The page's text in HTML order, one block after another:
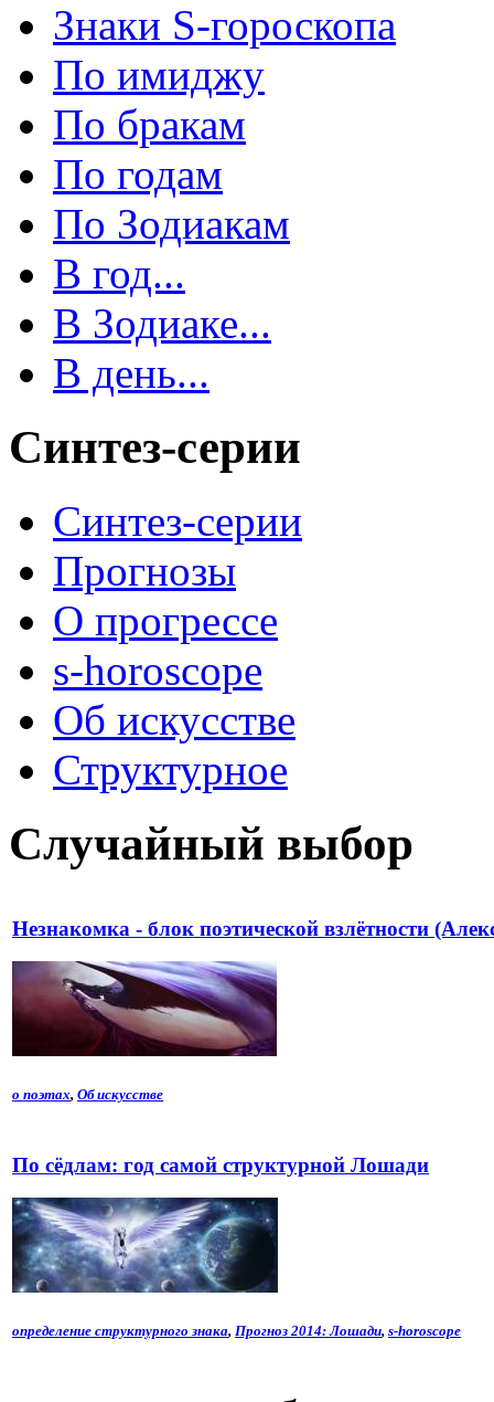
Знаки S-гороскопа
По имиджу
По бракам
По годам
По Зодиакам
В год...
В Зодиаке...
В день...
Синтез-серии
Синтез-серии
Прогнозы
О прогрессе
s-horoscope
Об искусстве
Структурное
Случайный выбор
Незнакомка - блок поэтической взлётности
о поэтах, Об искусстве
По сёдлам: год самой структурной Лошади
определение структурного знака, Прогноз 2014: Лошади, s-horoscope